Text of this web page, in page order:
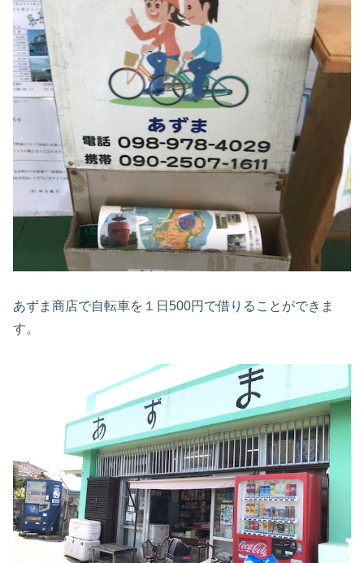
あずま商店で自転車を１日500円で借りることができま
す。